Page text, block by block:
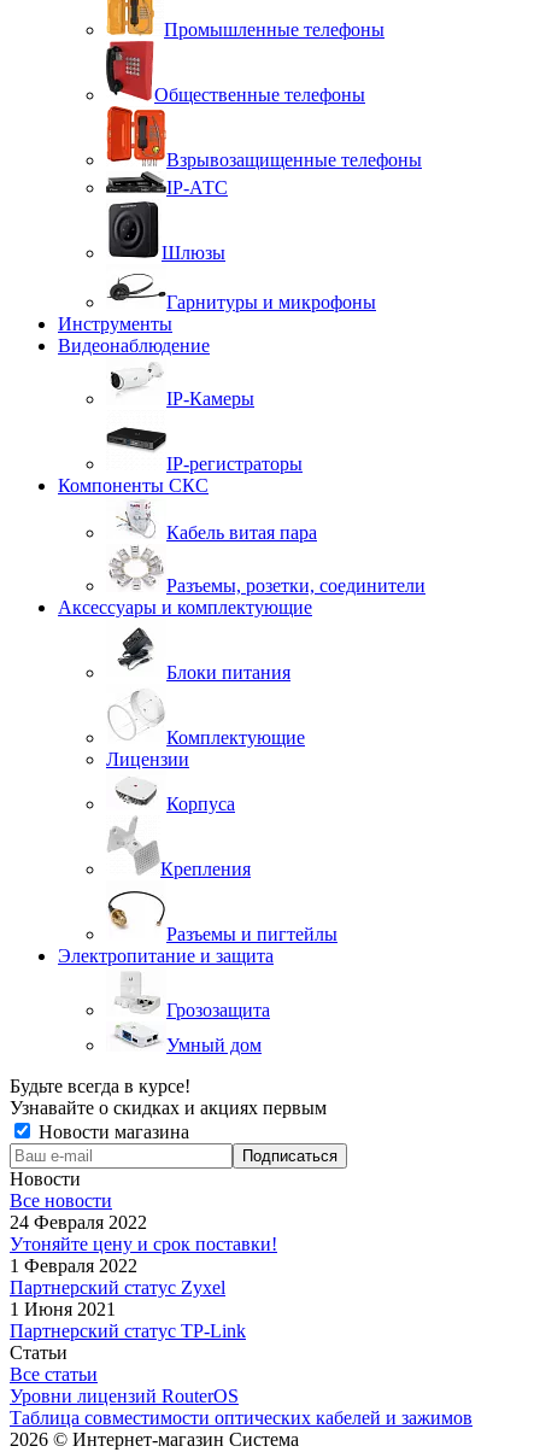
Промышленные телефоны
Общественные телефоны
Взрывозащищенные телефоны
IP-АТС
Шлюзы
Гарнитуры и микрофоны
Инструменты
Видеонаблюдение
IP-Камеры
IP-регистраторы
Компоненты СКС
Кабель витая пара
Разъемы, розетки, соединители
Аксессуары и комплектующие
Блоки питания
Комплектующие
Лицензии
Корпуса
Крепления
Разъемы и пигтейлы
Электропитание и защита
Грозозащита
Умный дом
Будьте всегда в курсе!
Узнавайте о скидках и акциях первым
Новости магазина
Новости
Все новости
24 Февраля 2022
Утоняйте цену и срок поставки!
1 Февраля 2022
Партнерский статус Zyxel
1 Июня 2021
Партнерский статус TP-Link
Статьи
Все статьи
Уровни лицензий RouterOS
Таблица совместимости оптических кабелей и зажимов
2026 © Интернет-магазин Система